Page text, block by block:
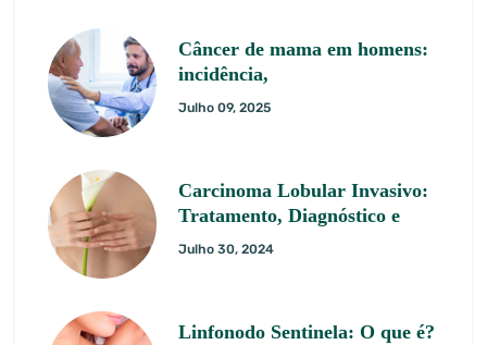
Câncer de mama em homens:
incidência,
Julho 09, 2025
Carcinoma Lobular Invasivo:
Tratamento, Diagnóstico e
Julho 30, 2024
Linfonodo Sentinela: O que é?